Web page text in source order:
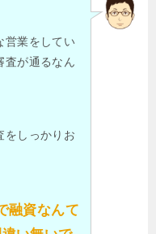
営業をしてい
査が通るなん
をしっかりお
融資なんて